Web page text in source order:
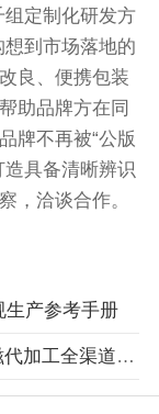
组定制化研发方
到市场落地的
良、便携包装
助品牌方在同
牌不再被“公版
具备清晰辨识
，洽谈合作。
生产参考手册
下一篇：适配直播电商监管新规，膏滋代加工全渠道合规解决方案上线